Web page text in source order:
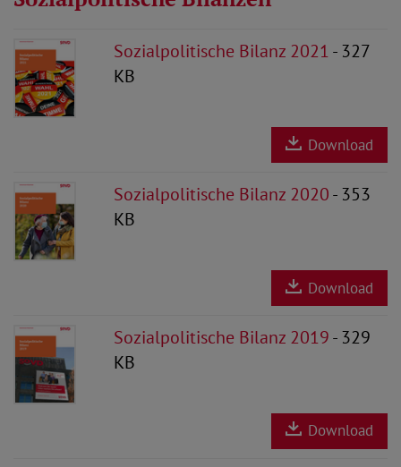
Sozialpolitische Bilanz 2021- 327
KB
Download
Sozialpolitische Bilanz 2020- 353
KB
Download
Sozialpolitische Bilanz 2019- 329
KB
Download